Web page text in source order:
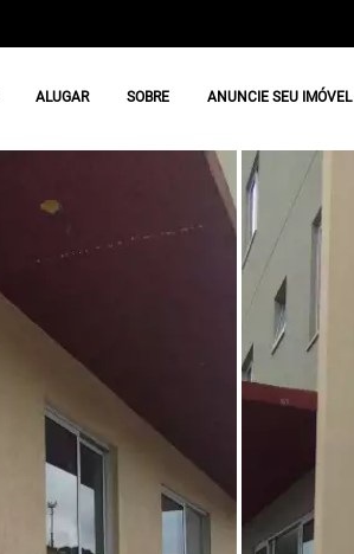
ALUGAR SOBRE ANUNCIE SEU IMÓVEL